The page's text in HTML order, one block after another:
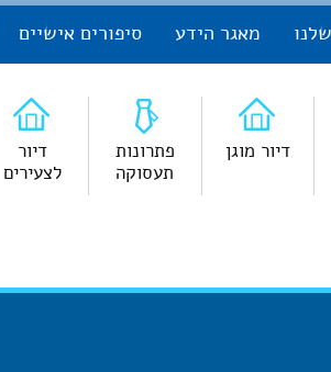
מאגר הידע סיפורים אישיים
דיור מוגן
פתרונות
תעסוקה
דיור
לצעירים